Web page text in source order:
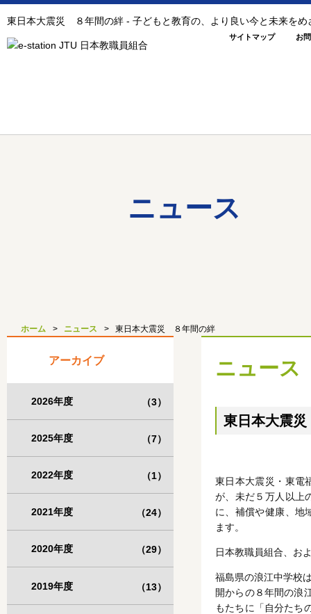
東日本大震災 ８年間の絆 - 子どもと教育の、より良い今と未来
サイトマップ お
ニュース
ホーム ニュース 東日本大震災 ８年間の絆
ニュース
東日本大震
東日本大震災・東電
が、未だ５万人以上
に、補償や健康、地
ます。
日本教職員組合、お
福島県の浪江中学校
開からの８年間の浪
もたちに「自分たち
アーカイブ
2026年度 （3）
2025年度 （7）
2022年度 （1）
2021年度 （24）
2020年度 （29）
2019年度 （13）